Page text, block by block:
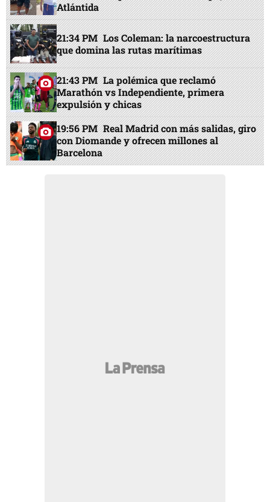
Atlántida
21:34 PM Los Coleman: la narcoestructura
que domina las rutas marítimas
21:43 PM La polémica que reclamó
Marathón vs Independiente, primera
expulsión y chicas
19:56 PM Real Madrid con más salidas, giro
con Diomande y ofrecen millones al
Barcelona